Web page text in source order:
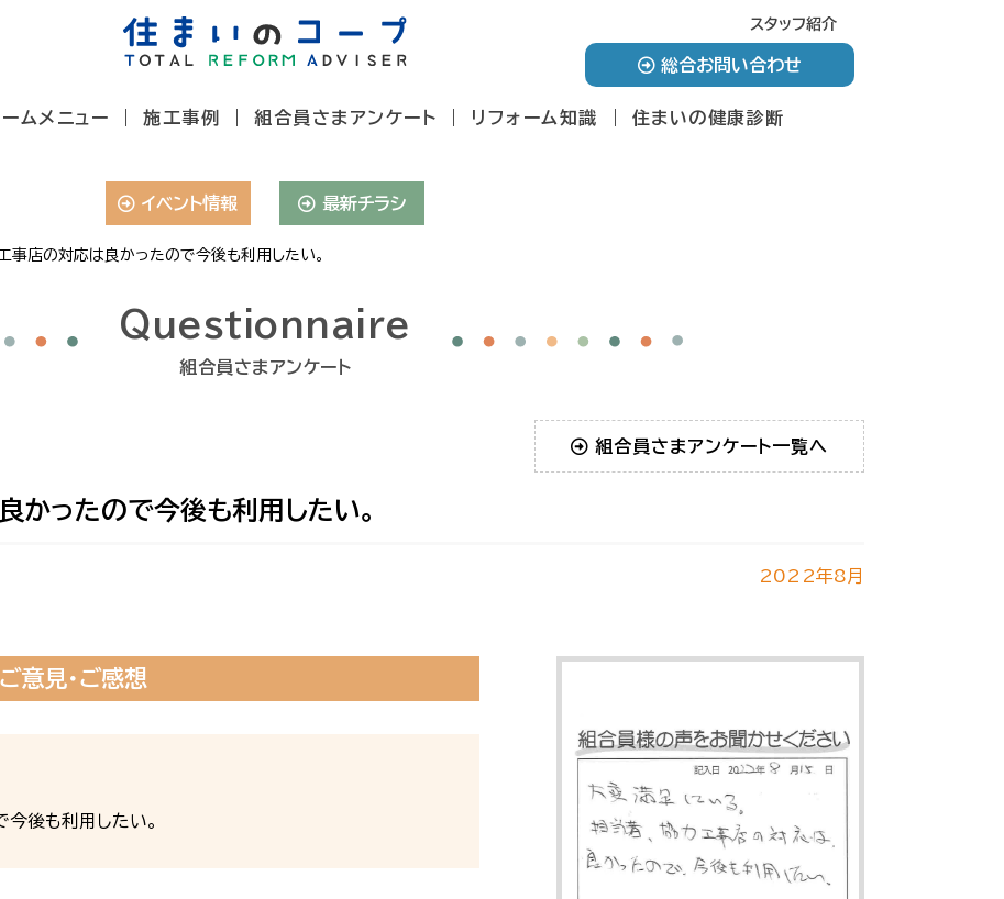
スタッフ紹介
総合お問い合わせ
ームメニュー 施工事例 組合員さまアンケート リフォーム知識 住まいの健康診断
イベント情報 最新チラシ
事店の対応は良かったので今後も利用したい。
Questionnaire
組合員さまアンケート
組合員さまアンケート一覧へ
かったので今後も利用したい。
2022年8月
ご意見・ご感想
後も利用したい。